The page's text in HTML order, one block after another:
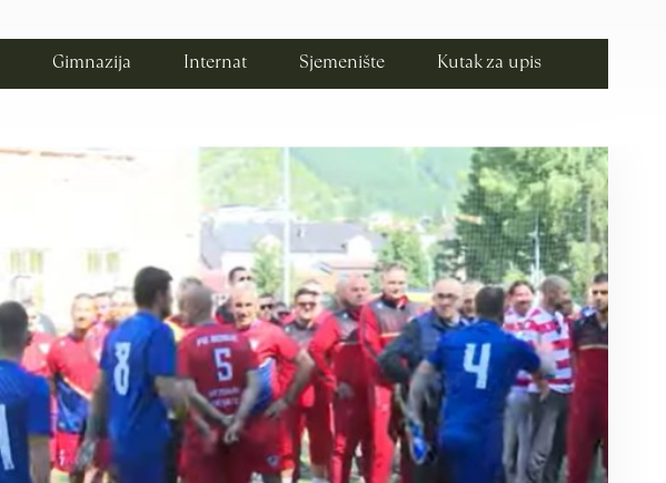
Gimnazija Internat Sjemenište Kutak za upis